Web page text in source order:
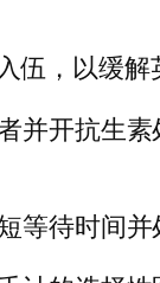
，以缓解
开抗生
待时间并